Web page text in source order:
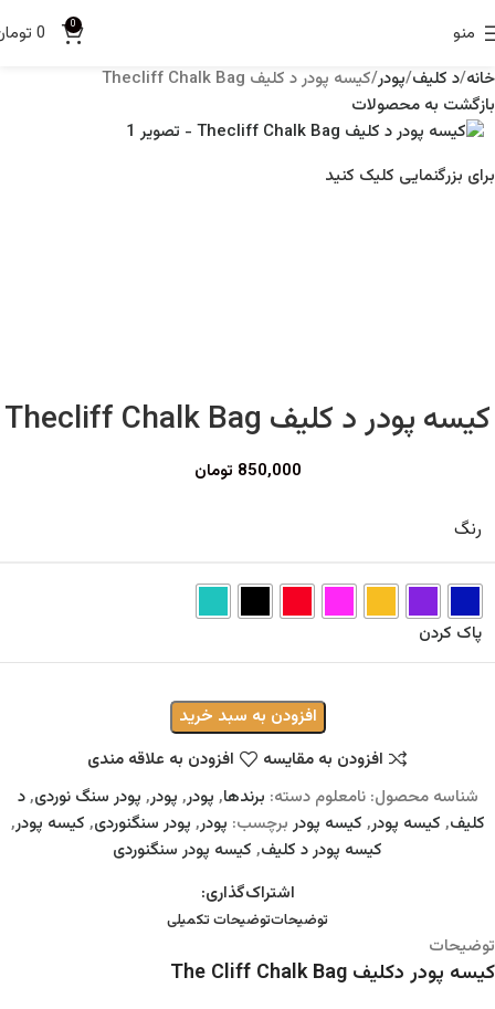
منو 0
0
خانه د کلیف پودر کیسه پودر د کلیف Thecliff Chalk Bag
بازگشت به محصولات
برای بزرگنمایی کلیک کنید
کیسه پودر د کلیف Thecliff Chalk Bag
850,000 تومان
رنگ
پاک کردن
افزودن به سبد خرید
افزودن به مقایسه
افزودن به علاقه مندی
شناسه محصول:نامعلومدسته: برندها, پودر, پودر, پودر سنگ نوردی,د
کلیف, کیسه پودر, کیسه پودربرچسب: پودر, پودر سنگنوردی, کیسه پودر,
کیسه پودر د کلیف, کیسه پودر سنگنوردی
اشتراک‌گذاری:
توضیحاتتوضیحات تکمیلی
توضیحات
کیسه پودر دکلیف The Cliff Chalk Bag